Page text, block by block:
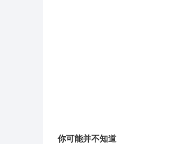
你可能并不知道